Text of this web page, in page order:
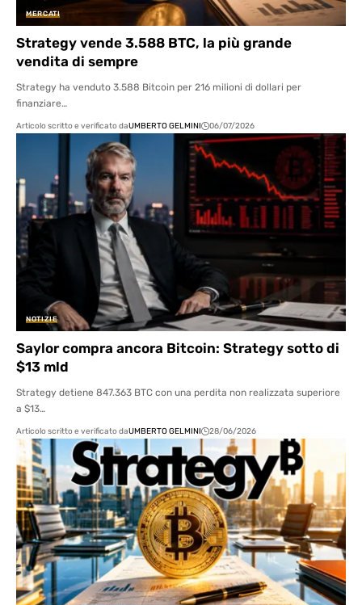
MERCATI
Strategy vende 3.588 BTC, la più grande
vendita di sempre
Strategy ha venduto 3.588 Bitcoin per 216 milioni di dollari per
finanziare…
Articolo scritto e verificato daUMBERTO GELMINI 06/07/2026
NOTIZIE
Saylor compra ancora Bitcoin: Strategy sotto di
$13 mld
Strategy detiene 847.363 BTC con una perdita non realizzata superiore
a $13…
Articolo scritto e verificato daUMBERTO GELMINI 28/06/2026